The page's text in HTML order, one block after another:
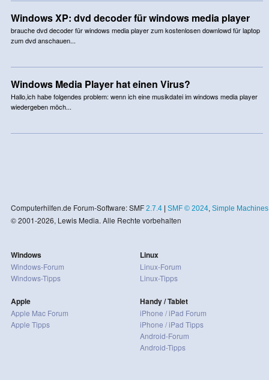
Windows XP: dvd decoder für windows media player
brauche dvd decoder für windows media player zum kostenlosen downlowd für laptop
zum dvd anschauen...
Windows Media Player hat einen Virus?
Hallo,ich habe folgendes problem: wenn ich eine musikdatei im windows media player
wiedergeben möch...
Computerhilfen.de Forum-Software: SMF 2.7.4| SMF © 2024, Simple Machines
© 2001-2026, Lewis Media. Alle Rechte vorbehalten
Windows
Windows-Forum
Windows-Tipps
Apple
Apple Mac Forum
Apple Tipps
Linux
Linux-Forum
Linux-Tipps
Handy / Tablet
iPhone / iPad Forum
iPhone / iPad Tipps
Android-Forum
Android-Tipps